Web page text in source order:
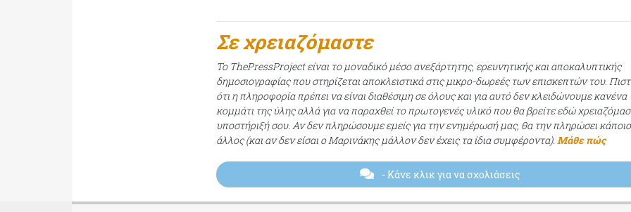
Σε χρειαζόμαστε
Το ThePressProject είναι το μοναδικό μέσο ανεξάρτητης, ερευνητικής και αποκαλυπτικής
δημοσιογραφίας που στηρίζεται αποκλειστικά στις μικρο-δωρεές των επισκεπτών του.
ότι η πληροφορία πρέπει να είναι διαθέσιμη σε όλους και για αυτό δεν κλειδώνουμε κανένα
κομμάτι της ύλης αλλά για να παραχθεί το πρωτογενές υλικό που θα βρείτε εδώ
υποστήριξή σου. Αν δεν πληρώσουμε εμείς για την ενημέρωσή μας, θα την πληρώσει
άλλος (και αν δεν είσαι ο Μαρινάκης μάλλον δεν έχεις τα ίδια συμφέροντα). Μάθε πώς
- Κάνε κλικ για να σχολιάσεις